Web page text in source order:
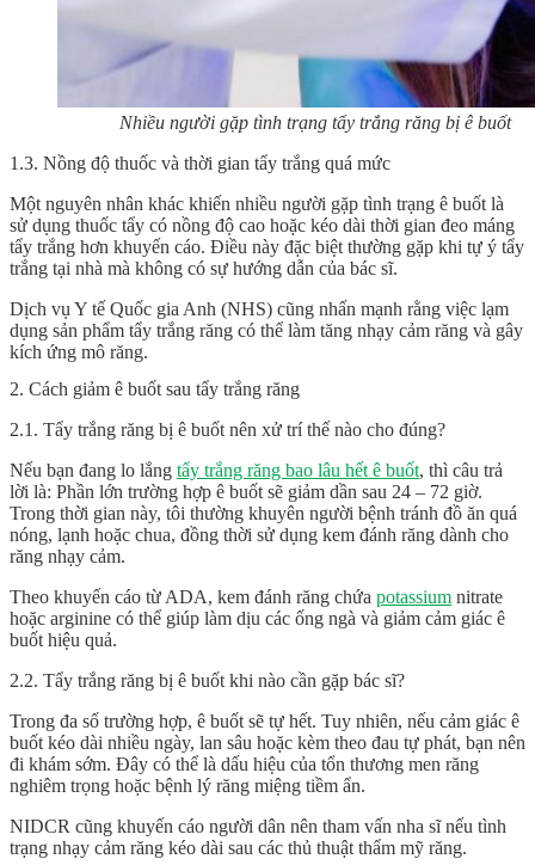
Nhiều người gặp tình trạng tẩy trắng răng bị ê buốt
1.3. Nồng độ thuốc và thời gian tẩy trắng quá mức
Một nguyên nhân khác khiến nhiều người gặp tình trạng ê buốt là
sử dụng thuốc tẩy có nồng độ cao hoặc kéo dài thời gian đeo máng
tẩy trắng hơn khuyến cáo. Điều này đặc biệt thường gặp khi tự ý tẩy
trắng tại nhà mà không có sự hướng dẫn của bác sĩ.
Dịch vụ Y tế Quốc gia Anh (NHS) cũng nhấn mạnh rằng việc lạm
dụng sản phẩm tẩy trắng răng có thể làm tăng nhạy cảm răng và gây
kích ứng mô răng.
2. Cách giảm ê buốt sau tẩy trắng răng
2.1. Tẩy trắng răng bị ê buốt nên xử trí thế nào cho đúng?
Nếu bạn đang lo lắng tẩy trắng răng bao lâu hết ê buốt, thì câu trả
lời là: Phần lớn trường hợp ê buốt sẽ giảm dần sau 24 – 72 giờ.
Trong thời gian này, tôi thường khuyên người bệnh tránh đồ ăn quá
nóng, lạnh hoặc chua, đồng thời sử dụng kem đánh răng dành cho
răng nhạy cảm.
Theo khuyến cáo từ ADA, kem đánh răng chứa potassium nitrate
hoặc arginine có thể giúp làm dịu các ống ngà và giảm cảm giác ê
buốt hiệu quả.
2.2. Tẩy trắng răng bị ê buốt khi nào cần gặp bác sĩ?
Trong đa số trường hợp, ê buốt sẽ tự hết. Tuy nhiên, nếu cảm giác ê
buốt kéo dài nhiều ngày, lan sâu hoặc kèm theo đau tự phát, bạn nên
đi khám sớm. Đây có thể là dấu hiệu của tổn thương men răng
nghiêm trọng hoặc bệnh lý răng miệng tiềm ẩn.
NIDCR cũng khuyến cáo người dân nên tham vấn nha sĩ nếu tình
trạng nhạy cảm răng kéo dài sau các thủ thuật thẩm mỹ răng.